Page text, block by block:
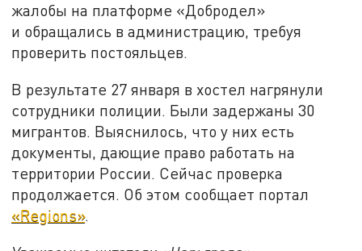
жалобы на платформе «Добродел»
и обращались в администрацию, требуя
проверить постояльцев.
В результате 27 января в хостел нагрянули
сотрудники полиции. Были задержаны 30
мигрантов. Выяснилось, что у них есть
документы, дающие право работать на
территории России. Сейчас проверка
продолжается. Об этом сообщает портал
«Regions».